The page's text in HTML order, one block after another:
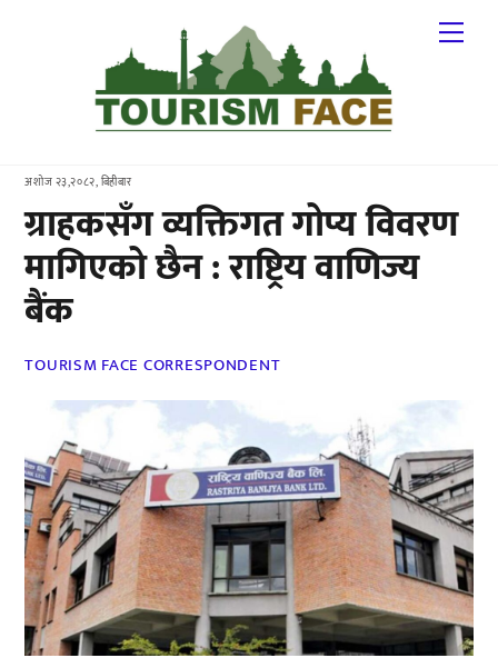
अशोज २३,२०८२, बिहीबार
ग्राहकसँग व्यक्तिगत गोप्य विवरण
मागिएको छैन : राष्ट्रिय वाणिज्य
बैंक
TOURISM FACE CORRESPONDENT